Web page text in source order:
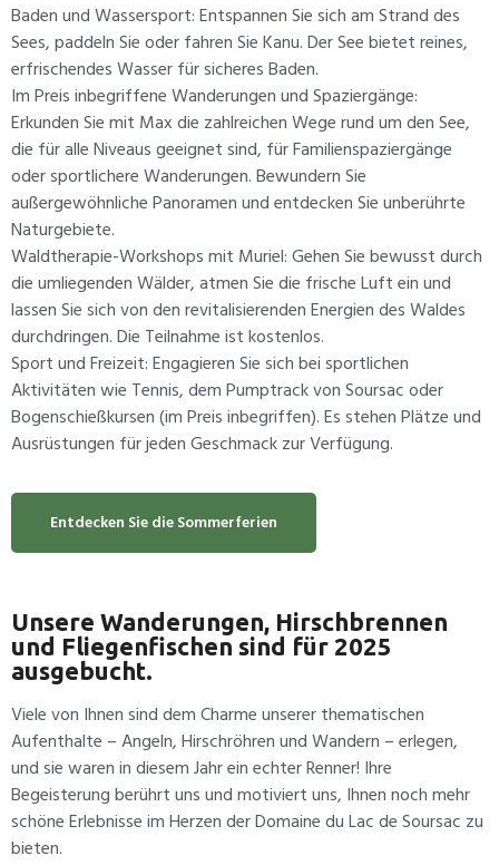
Baden und Wassersport: Entspannen Sie sich am Strand des
Sees, paddeln Sie oder fahren Sie Kanu. Der See bietet reines,
erfrischendes Wasser für sicheres Baden.
Im Preis inbegriffene Wanderungen und Spaziergänge:
Erkunden Sie mit Max die zahlreichen Wege rund um den See,
die für alle Niveaus geeignet sind, für Familienspaziergänge
oder sportlichere Wanderungen. Bewundern Sie
außergewöhnliche Panoramen und entdecken Sie unberührte
Naturgebiete.
Waldtherapie-Workshops mit Muriel: Gehen Sie bewusst durch
die umliegenden Wälder, atmen Sie die frische Luft ein und
lassen Sie sich von den revitalisierenden Energien des Waldes
durchdringen. Die Teilnahme ist kostenlos.
Sport und Freizeit: Engagieren Sie sich bei sportlichen
Aktivitäten wie Tennis, dem Pumptrack von Soursac oder
Bogenschießkursen (im Preis inbegriffen). Es stehen Plätze und
Ausrüstungen für jeden Geschmack zur Verfügung.
Entdecken Sie die Sommerferien
Unsere Wanderungen, Hirschbrennen
und Fliegenfischen sind für 2025
ausgebucht.
Viele von Ihnen sind dem Charme unserer thematischen
Aufenthalte – Angeln, Hirschröhren und Wandern – erlegen,
und sie waren in diesem Jahr ein echter Renner! Ihre
Begeisterung berührt uns und motiviert uns, Ihnen noch mehr
schöne Erlebnisse im Herzen der Domaine du Lac de Soursac zu
bieten.